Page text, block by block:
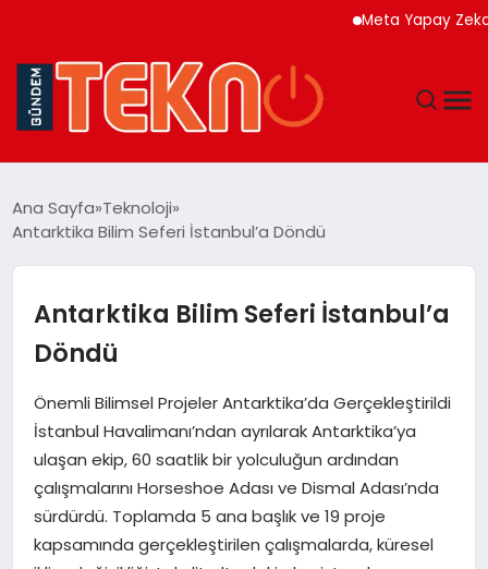
Meta Yapay Zeka
DÜNYA
EĞITIM
MAGAZIN
Ana Sayfa Teknoloji
Antarktika Bilim Seferi İstanbul’a Döndü
Antarktika Bilim Seferi İstanbul’a
Döndü
Önemli Bilimsel Projeler Antarktika’da Gerçekleştirildi
İstanbul Havalimanı’ndan ayrılarak Antarktika’ya
ulaşan ekip, 60 saatlik bir yolculuğun ardından
çalışmalarını Horseshoe Adası ve Dismal Adası’nda
sürdürdü. Toplamda 5 ana başlık ve 19 proje
kapsamında gerçekleştirilen çalışmalarda, küresel